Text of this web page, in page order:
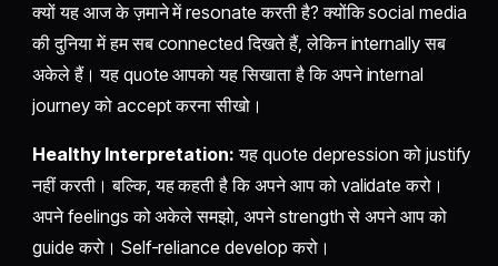
क्यों यह आज के ज़माने में resonate करती है? क्योंकि social media
की दुनिया में हम सब connected दिखते हैं, लेकिन internally सब
अकेले हैं। यह quote आपको यह सिखाता है कि अपने internal
journey को accept करना सीखो।
Healthy Interpretation: यह quote depression को justify
नहीं करती। बल्कि, यह कहती है कि अपने आप को validate करो।
अपने feelings को अकेले समझो, अपने strength से अपने आप को
guide करो। Self-reliance develop करो।